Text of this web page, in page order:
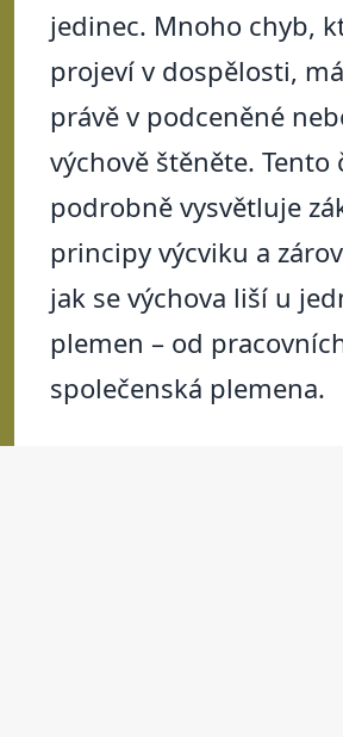
jedinec. Mnoho chyb,
projeví v dospělosti,
právě v podceněné
výchově štěněte. Tento
podrobně vysvětluje
principy výcviku a
jak se výchova liší u
plemen – od
společenská plemena.